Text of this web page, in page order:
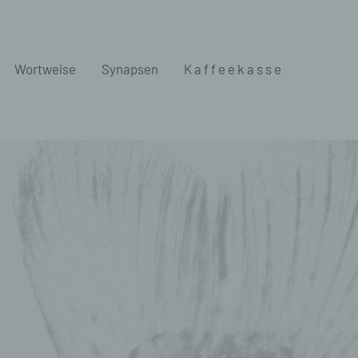
Wortweise Synapsen K a f f e e k a s s e